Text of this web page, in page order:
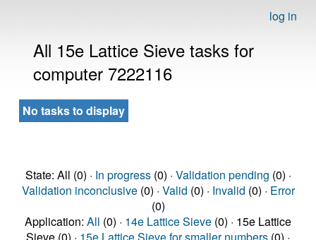
log in
All 15e Lattice Sieve tasks for
computer 7222116
No tasks to display
State: All (0) · In progress(0) · Validation pending (0) ·
Validation inconclusive(0) · Valid (0) · Invalid (0) · Error
(0)
Application: All (0) · 14e Lattice Sieve (0) · 15e Lattice